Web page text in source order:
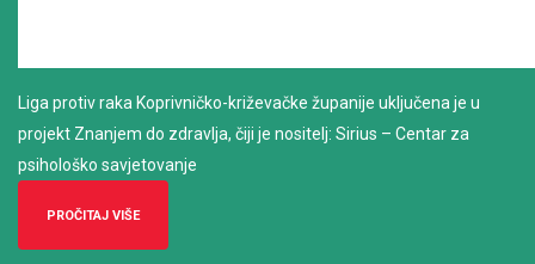
Liga protiv raka Koprivničko-križevačke županije uključena je u
projekt Znanjem do zdravlja, čiji je nositelj: Sirius – Centar za
psihološko savjetovanje
PROČITAJ VIŠE